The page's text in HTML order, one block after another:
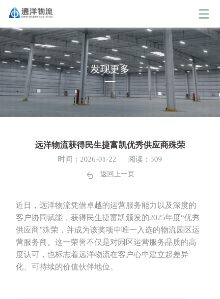
发现更多
远洋物流获得民生捷富凯优秀供应商殊荣
时间：2026-01-22 阅读：509
返回上一页
近日，远洋物流凭借卓越的运营服务能力以及深度的
客户协同赋能，获得民生捷富凯颁发的2025年度“优秀
供应商”殊荣，并成为该奖项中唯一入选的物流园区运
营服务商。这一荣誉不仅是对园区运营服务品质的高
度认可，也标志着远洋物流在客户心中建立起差异
化、可持续的价值伙伴地位。